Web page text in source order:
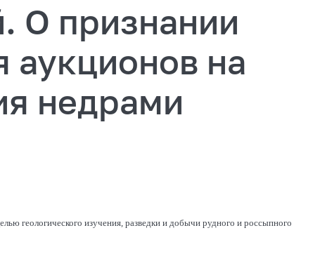
О признании
аукционов на
недрами
геологического изучения, разведки и добычи рудного и россыпного